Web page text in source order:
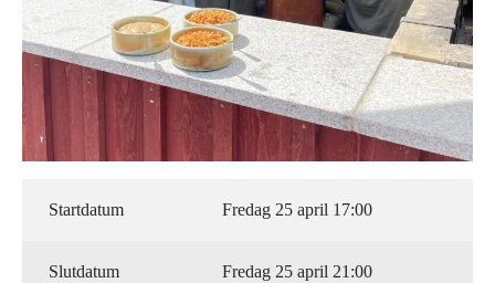
Startdatum Fredag 25 april 17:00
Slutdatum Fredag 25 april 21:00